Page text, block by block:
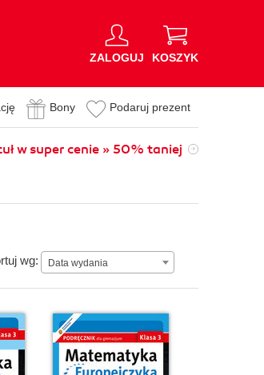
ZALOGUJ KOSZYK
Bony Podaruj prezent
w super cenie » 50% taniej
wg: Data wydania
Data wydania